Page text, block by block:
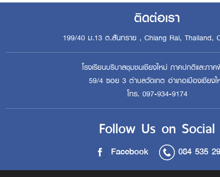
ติดต่อเรา
199/40 ม.13 ต.สันทราย , Chiang Rai, Thailand,
โรงเรียนบริบาลชุมชนเชียงใหม่ ภาคปกติและภาค
59/4 ซอย 3 ตำบลวัดเกต อำเภอเมืองเชียง
โทร. 097-934-9174
Follow Us on Social
Facebook 084 535